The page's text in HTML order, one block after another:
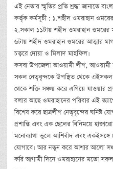
এই নেতার স্মৃতির প্রতি শ্রদ্ধা জানাতে
কর্তৃক কর্মসূচী : ১.শহীদ ওমরাহান
২.সকাল ১১টায় শহীদ ওমরাহান ওমরের
৬টায় শহীদ ওমরাহান ওমরের আত্মার
চত্বরে দোয়া ও মিলাদ মাহফিল।
কসবা উপজেলা আওয়ামী লীগ, আওয়ামী
সকল নেতৃবৃন্দকে উপস্থিত থেকে
থেকে শক্তি সঞ্চয় করে এগিয়ে যাওয়ার
বলার আছে ওমরাহানের পরিবার এই
বিশেষ করে ছাত্রলীগ নেতৃবৃন্দের ঘনিষ্ট
প্রশান্তি এবং এক ছেলের বিনিময়ে
মনোব্যাথা ভুলে আশির্বাদ এবং একইসঙ্গে
যোগাবে। আর নতুন করে আশার আলো
করি আগামী দিনে ওমরাহানের মতো সকল